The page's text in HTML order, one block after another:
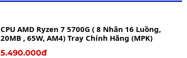
CPU AMD Ryzen 7 5700G ( 8 Nhân 16 Luồng,
20MB , 65W, AM4) Tray Chính Hãng (MPK)
5.490.000đ